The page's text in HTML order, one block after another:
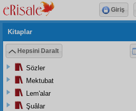
Kitaplar
Hepsini Daralt
Sözler
Mektubat
Lem'alar
Şuâlar
Giriş